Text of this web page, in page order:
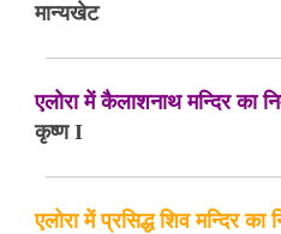
मान्यखेट
एलोरा में कैलाशनाथ मन्दिर का
कृष्ण I
एलोरा में प्रसिद्ध शिव मन्दिर का